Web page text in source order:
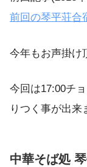
前回の琴平荘合
今年もお声掛け
今回は17:00チ
りつく事が出来
中華そば処